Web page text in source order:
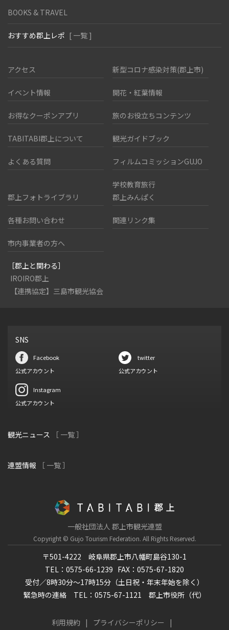
BOOKS & TRAVEL
おすすめ郡上レポ [ 一覧 ]
アクセス 新型コロナ感染対策(郡上市)
イベント情報 開花・紅葉情報
お得なクーポンアプリ 旅のお役立ちコンテンツ
TABITABI郡上について 観光ガイドブック
よくある質問 フィルムコミッションGUJO
郡上フォトライブラリ
学校教育旅行
郡上みんぱく
各種お問い合わせ 関連リンク集
市内事業者の方へ
［郡上と関わる］
IROIRO郡上
【連携協定】三島市観光協会
SNS
Facebook
公式アカウント
twitter
公式アカウント
Instagram
公式アカウント
観光ニュース ［ 一覧 ］
連盟情報 ［ 一覧 ］
一般社団法人 郡上市観光連盟
Copyright © Gujo Tourism Federation. All Rights Reserved.
〒501-4222 岐阜県郡上市八幡町島谷130-1
TEL：0575-66-1239 FAX：0575-67-1820
受付／8時30分～17時15分（土日祝・年末年始を除く）
緊急時の連絡 TEL：0575-67-1121 郡上市役所（代）
利用規約 プライバシーポリシー